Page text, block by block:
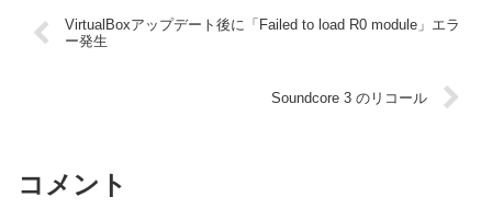
VirtualBoxアップデート後に「Failed to load R0 module」エラ
ー発生
Soundcore 3 のリコール
コメント